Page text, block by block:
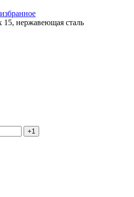
15, нержавеющая сталь
+1